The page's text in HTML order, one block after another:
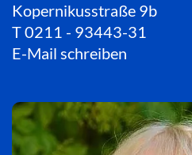
Kopernikusstraße 9b
T0211 - 93443-31
E-Mail schreiben